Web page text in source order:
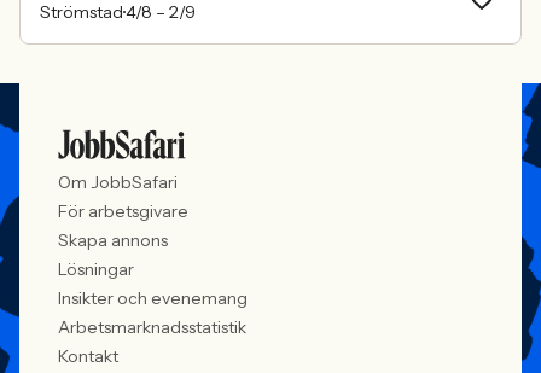
Strömstad4/8 – 2/9
Om JobbSafari
För arbetsgivare
Skapa annons
Lösningar
Insikter och evenemang
Arbetsmarknadsstatistik
Kontakt